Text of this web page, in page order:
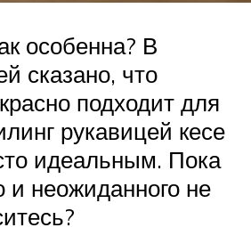
особенна? В
сказано, что
подходит для
рукавицей кесе
идеальным. Пока
и неожиданного не